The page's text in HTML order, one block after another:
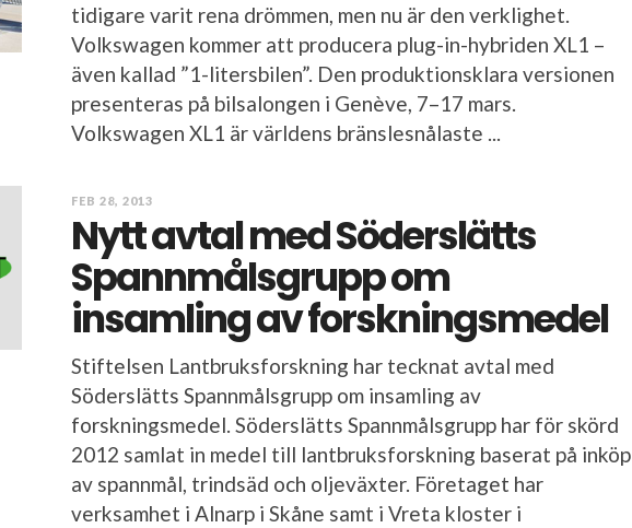
tidigare varit rena drömmen, men nu är den verklighet.
Volkswagen kommer att producera plug-in-hybriden XL1 –
även kallad ”1-litersbilen”. Den produktionsklara versionen
presenteras på bilsalongen i Genève, 7–17 mars.
Volkswagen XL1 är världens bränslesnålaste ...
FEB 28, 2013
Nytt avtal med Söderslätts
Spannmålsgrupp om
insamling av forskningsmedel
Stiftelsen Lantbruksforskning har tecknat avtal med
Söderslätts Spannmålsgrupp om insamling av
forskningsmedel. Söderslätts Spannmålsgrupp har för skörd
2012 samlat in medel till lantbruksforskning baserat på inköp
av spannmål, trindsäd och oljeväxter. Företaget har
verksamhet i Alnarp i Skåne samt i Vreta kloster i